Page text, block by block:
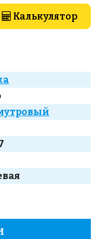
Калькулятор